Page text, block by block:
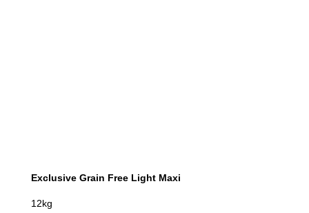
Exclusive Grain Free Light Maxi
12kg